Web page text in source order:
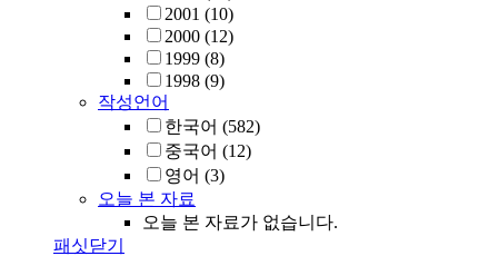
2001 (10)
2000 (12)
1999 (8)
1998 (9)
작성언어
한국어 (582)
중국어 (12)
영어 (3)
오늘 본 자료
오늘 본 자료가 없습니다.
패싯닫기